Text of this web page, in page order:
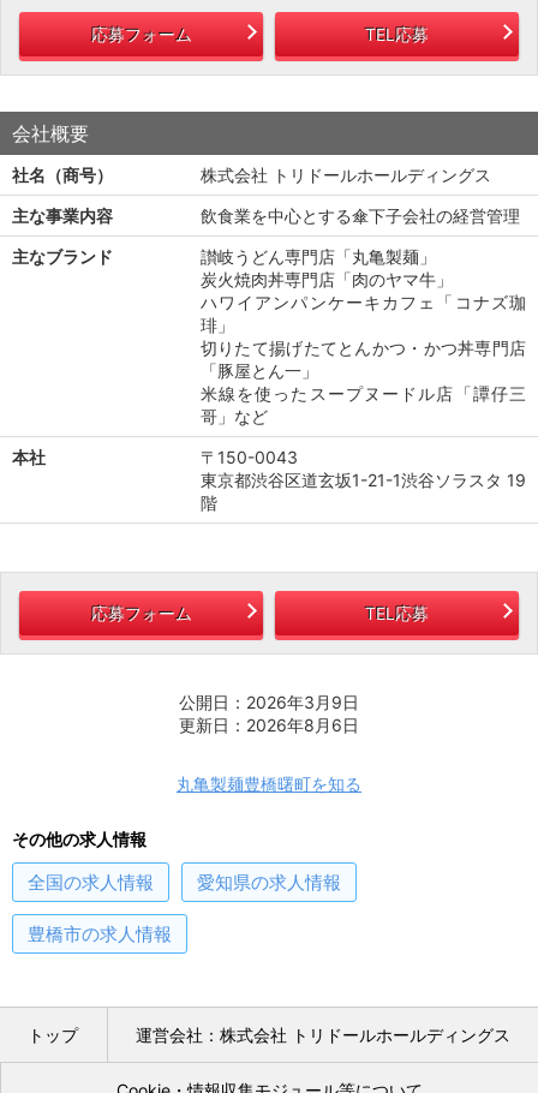
応募フォーム TEL応募
会社概要
社名（商号）
株式会社 トリドールホールディングス
主な事業内容
飲食業を中心とする傘下子会社の経営管理
主なブランド
讃岐うどん専門店「丸亀製麺」
炭火焼肉丼専門店「肉のヤマ牛」
ハワイアンパンケーキカフェ「コナズ珈
琲」
切りたて揚げたてとんかつ・かつ丼専門店
「豚屋とん一」
米線を使ったスープヌードル店「譚仔三
哥」など
本社
〒150-0043
東京都渋谷区道玄坂1-21-1渋谷ソラスタ 19
階
応募フォーム TEL応募
公開日：2026年3月9日
更新日：2026年8月6日
丸亀製麺豊橋曙町を知る
その他の求人情報
全国の求人情報 愛知県の求人情報
豊橋市の求人情報
トップ 運営会社：株式会社 トリドールホールディングス